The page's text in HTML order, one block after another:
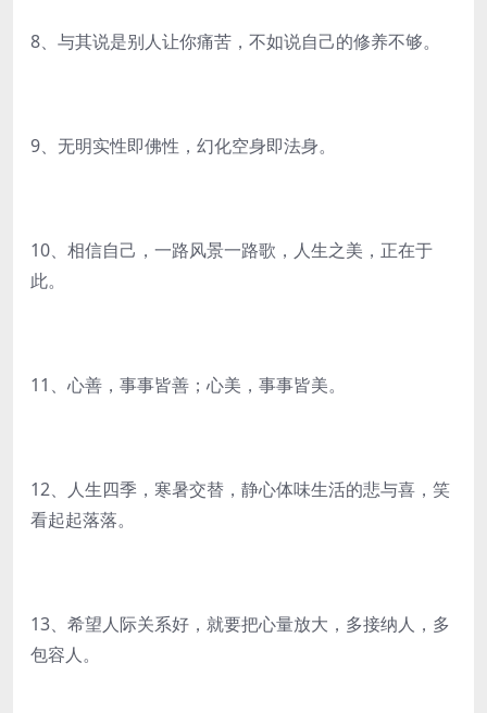
8、与其说是别人让你痛苦，不如说自己的修养不够。
9、无明实性即佛性，幻化空身即法身。
10、相信自己，一路风景一路歌，人生之美，正在于
此。
11、心善，事事皆善；心美，事事皆美。
12、人生四季，寒暑交替，静心体味生活的悲与喜，笑
看起起落落。
13、希望人际关系好，就要把心量放大，多接纳人，多
包容人。